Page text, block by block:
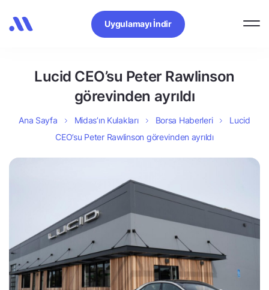
Uygulamayı İndir
Lucid CEO’su Peter Rawlinson
görevinden ayrıldı
Ana Sayfa Midas’ın Kulakları Borsa Haberleri
Lucid
CEO’su Peter Rawlinson görevinden ayrıldı